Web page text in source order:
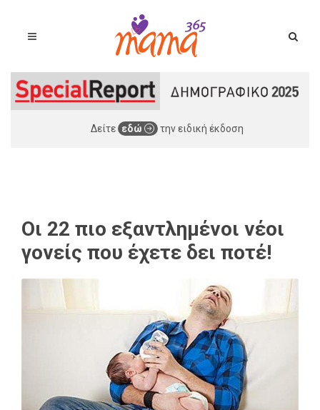
Δείτε εδώ την ειδική έκδοση
Οι 22 πιο εξαντλημένοι νέοι
γονείς που έχετε δει ποτέ!